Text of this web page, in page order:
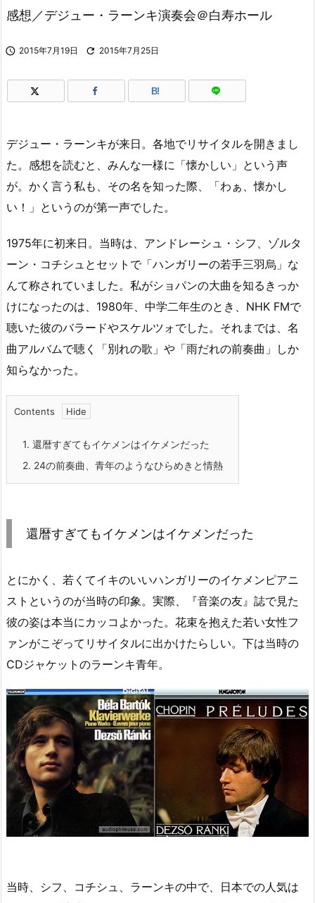
感想／デジュー・ラーンキ演奏会＠白寿ホール
 2015年7月19日  2015年7月25日
B!
デジュー・ラーンキが来日。各地でリサイタルを開きまし
た。感想を読むと、みんな一様に「懐かしい」という声
が。かく言う私も、その名を知った際、「わぁ、懐かし
い！」というのが第一声でした。
1975年に初来日。当時は、アンドレーシュ・シフ、ゾルタ
ーン・コチシュとセットで「ハンガリーの若手三羽烏」な
んて称されていました。私がショパンの大曲を知るきっか
けになったのは、1980年、中学二年生のとき、NHK FMで
聴いた彼のバラードやスケルツォでした。それまでは、名
曲アルバムで聴く「別れの歌」や「雨だれの前奏曲」しか
知らなかった。
Contents
1. 還暦すぎてもイケメンはイケメンだった
2. 24の前奏曲、青年のようなひらめきと情熱
還暦すぎてもイケメンはイケメンだった
とにかく、若くてイキのいいハンガリーのイケメンピアニ
ストというのが当時の印象。実際、『音楽の友』誌で見た
彼の姿は本当にカッコよかった。花束を抱えた若い女性フ
ァンがこぞってリサイタルに出かけたらしい。下は当時の
CDジャケットのラーンキ青年。
当時、シフ、コチシュ、ラーンキの中で、日本での人気は